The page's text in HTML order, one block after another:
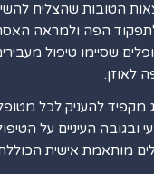
הטובות שהצליח
הפה ולמראה
שסיימו טיפול
לאוזן.
מקפיד להעניק לכל
ובגובה העיניים על
מותאמת אישית הכוללת